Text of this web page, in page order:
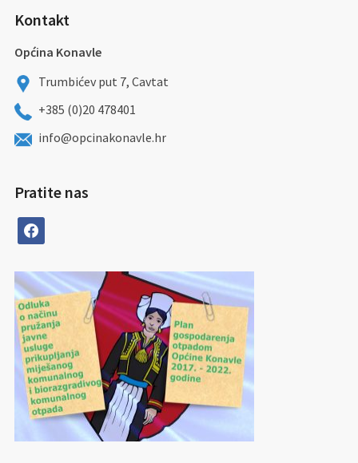
Kontakt
Općina Konavle
Trumbićev put 7, Cavtat
+385 (0)20 478401
info@opcinakonavle.hr
Pratite nas
facebook